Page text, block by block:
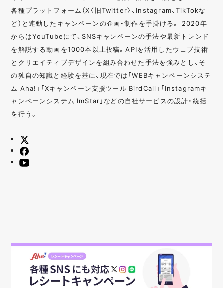
各種プラットフォーム（X〈旧Twitter〉、Instagram、TikTokな
ど）と連動したキャンペーンの企画・制作を手掛ける。 2020年
からはYouTubeにて、SNSキャンペーンの手法や最新トレンド
を解説する動画を1000本以上投稿。APIを活用したウェブ技術
とクリエイティブデザインを組み合わせた手法を強みとし、そ
の独自の知識と経験を基に、現在では「WEBキャンペーンシステ
ム Aha!」「Xキャンペーン支援ツール BirdCall」「Instagramキ
ャンペーンシステム ImStar」などの自社サービスの設計・統括
を行う。